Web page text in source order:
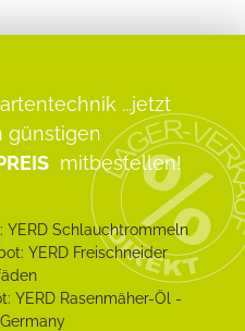
...jetzt
günstigen
mitbestellen!